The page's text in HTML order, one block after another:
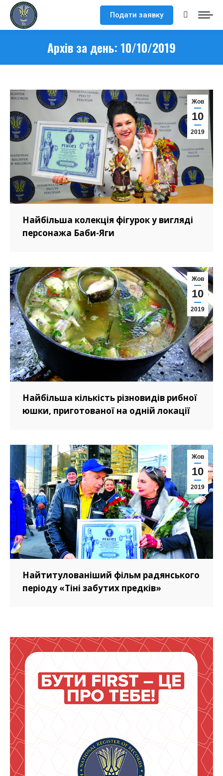
Подати заявку Search:
Архів за день: 10/10/2019
Жов
10
2019
Найбільша колекція фігурок у вигляді
персонажа Баби-Яги
Жов
10
2019
Найбільша кількість різновидів рибної
юшки, приготованої на одній локації
Жов
10
2019
Найтитулованіший фільм радянського
періоду «Тіні забутих предків»